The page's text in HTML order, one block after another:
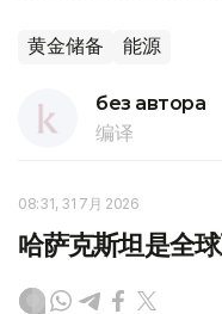
黄金储备 能源
без автора
编译
08:31, 31 7月 2026
哈萨克斯坦是全